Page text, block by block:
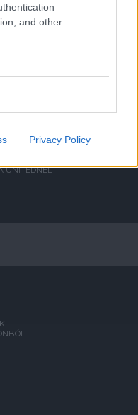
and other
Privacy Policy
ÚJRA
UNITEDNÉL